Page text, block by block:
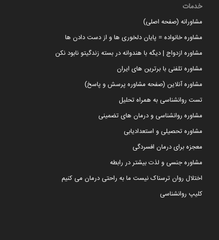
خدمات
مشاورانه (صفحه اصلی)
مشاوره خانواده = پایان دلخوری ها و از دست دادن ها
مشاوره ازدواج | دیگه با هندوانه در بسته زندگیتو نابود نکن
مشاوره تلفنی با برترین های ایران
مشاوره آنلاین (صفحه مشاوره پرسش و پاسخ)
تست روانشناسی به همراه تحلیل
مشاوره روانشناسی و درمان های تضمینی
مشاوره تحصیلی و استعدادیابی
معجزه برای درمان افسردگی
مشاوره جنسی و لذت بیشتر در رابطه
اختلال روان ترسناک نیست ما به راحتی درمان می کنیم
کلیپ روانشناسی